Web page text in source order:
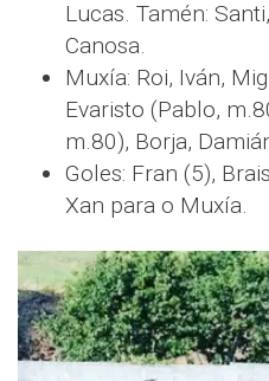
Lucas. Tamén:
Canosa.
Muxía: Roi, Iván,
Evaristo (Pablo,
m.80), Borja,
Goles: Fran (5),
Xan para o Muxía.